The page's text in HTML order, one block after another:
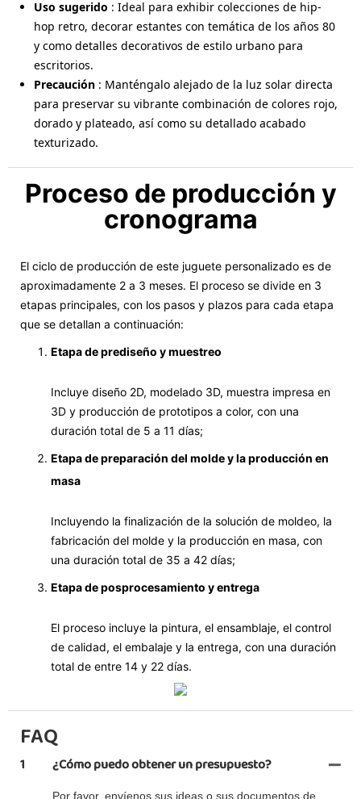
Uso sugerido : Ideal para exhibir colecciones de hip-
hop retro, decorar estantes con temática de los años 80
y como detalles decorativos de estilo urbano para
escritorios.
Precaución: Manténgalo alejado de la luz solar directa
para preservar su vibrante combinación de colores rojo,
dorado y plateado, así como su detallado acabado
texturizado.
Proceso de producción y
cronograma
El ciclo de producción de este juguete personalizado es de
aproximadamente 2 a 3 meses. El proceso se divide en 3
etapas principales, con los pasos y plazos para cada etapa
que se detallan a continuación:
Etapa de prediseño y muestreo
Incluye diseño 2D, modelado 3D, muestra impresa en
3D y producción de prototipos a color, con una
duración total de 5 a 11 días;
Etapa de preparación del molde y la producción en
masa
Incluyendo la finalización de la solución de moldeo, la
fabricación del molde y la producción en masa, con
una duración total de 35 a 42 días;
Etapa de posprocesamiento y entrega
El proceso incluye la pintura, el ensamblaje, el control
de calidad, el embalaje y la entrega, con una duración
total de entre 14 y 22 días.
FAQ
1 ¿Cómo puedo obtener un presupuesto?
Por favor, envíenos sus ideas o sus documentos de